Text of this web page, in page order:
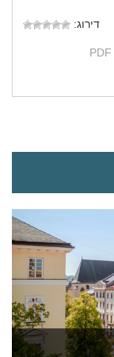
דירוג: